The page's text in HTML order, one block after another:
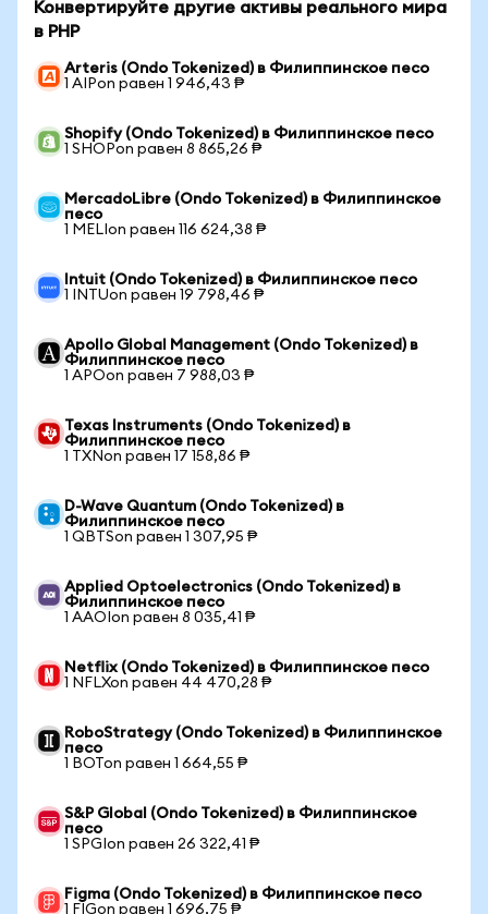
Конвертируйте другие активы реального мира
в PHP
Arteris (Ondo Tokenized) в Филиппинское песо
1 AIPon равен 1 946,43 ₱
Shopify (Ondo Tokenized) в Филиппинское песо
1 SHOPon равен 8 865,26 ₱
MercadoLibre (Ondo Tokenized) в Филиппинское
песо
1 MELIon равен 116 624,38 ₱
Intuit (Ondo Tokenized) в Филиппинское песо
1 INTUon равен 19 798,46 ₱
Apollo Global Management (Ondo Tokenized) в
Филиппинское песо
1 APOon равен 7 988,03 ₱
Texas Instruments (Ondo Tokenized) в
Филиппинское песо
1 TXNon равен 17 158,86 ₱
D-Wave Quantum (Ondo Tokenized) в
Филиппинское песо
1 QBTSon равен 1 307,95 ₱
Applied Optoelectronics (Ondo Tokenized) в
Филиппинское песо
1 AAOIon равен 8 035,41 ₱
Netflix (Ondo Tokenized) в Филиппинское песо
1 NFLXon равен 44 470,28 ₱
RoboStrategy (Ondo Tokenized) в Филиппинское
песо
1 BOTon равен 1 664,55 ₱
S&P Global (Ondo Tokenized) в Филиппинское
песо
1 SPGIon равен 26 322,41 ₱
Figma (Ondo Tokenized) в Филиппинское песо
1 FIGon равен 1 696,75 ₱